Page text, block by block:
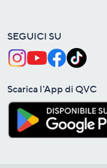
SEGUICI SU
Scarica l'App di QVC